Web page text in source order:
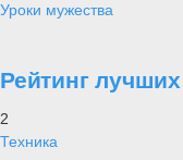
Уроки мужества
Рейтинг
2
Техника